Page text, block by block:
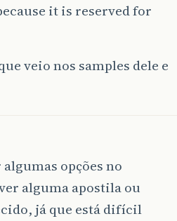
it is reserved for
veio nos samples dele e
opções no
alguma apostila ou
já que está difícil